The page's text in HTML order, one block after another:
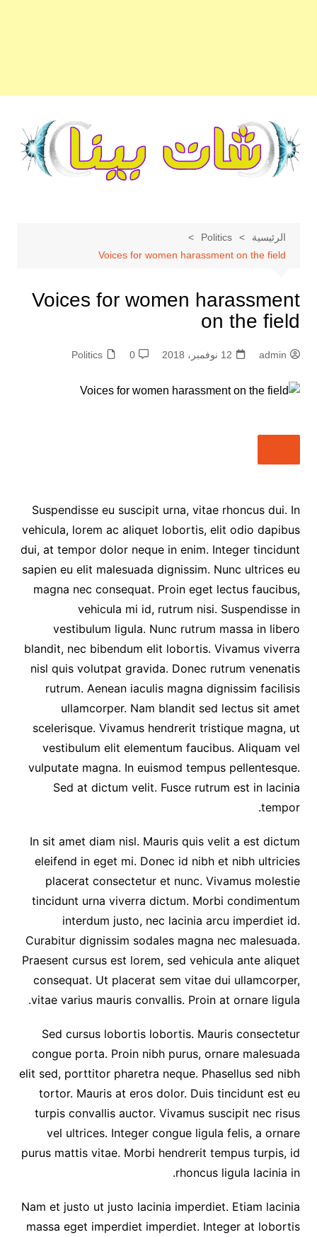
المحتوى
الرئيسية
Politics
Voices for women harassment on the field
Voices for women harassment
on the field
admin 12 نوفمبر، 2018 0
Politics
Suspendisse eu suscipit urna, vitae rhoncus dui. In
vehicula, lorem ac aliquet lobortis, elit odio dapibus
dui, at tempor dolor neque in enim. Integer tincidunt
sapien eu elit malesuada dignissim. Nunc ultrices eu
magna nec consequat. Proin eget lectus faucibus,
vehicula mi id, rutrum nisi. Suspendisse in
vestibulum ligula. Nunc rutrum massa in libero
blandit, nec bibendum elit lobortis. Vivamus viverra
nisl quis volutpat gravida. Donec rutrum venenatis
rutrum. Aenean iaculis magna dignissim facilisis
ullamcorper. Nam blandit sed lectus sit amet
scelerisque. Vivamus hendrerit tristique magna, ut
vestibulum elit elementum faucibus. Aliquam vel
vulputate magna. In euismod tempus pellentesque.
Sed at dictum velit. Fusce rutrum est in lacinia
tempor.
In sit amet diam nisl. Mauris quis velit a est dictum
eleifend in eget mi. Donec id nibh et nibh ultricies
placerat consectetur et nunc. Vivamus molestie
tincidunt urna viverra dictum. Morbi condimentum
interdum justo, nec lacinia arcu imperdiet id.
Curabitur dignissim sodales magna nec malesuada.
Praesent cursus est lorem, sed vehicula ante aliquet
consequat. Ut placerat sem vitae dui ullamcorper,
vitae varius mauris convallis. Proin at ornare ligula.
Sed cursus lobortis lobortis. Mauris consectetur
congue porta. Proin nibh purus, ornare malesuada
elit sed, porttitor pharetra neque. Phasellus sed nibh
tortor. Mauris at eros dolor. Duis tincidunt est eu
turpis convallis auctor. Vivamus suscipit nec risus
vel ultrices. Integer congue ligula felis, a ornare
purus mattis vitae. Morbi hendrerit tempus turpis, id
rhoncus ligula lacinia in.
Nam et justo ut justo lacinia imperdiet. Etiam lacinia
massa eget imperdiet imperdiet. Integer at lobortis